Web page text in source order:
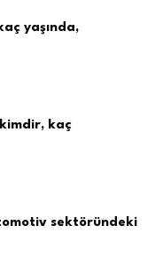
yaşında,
kaç
sektöründeki